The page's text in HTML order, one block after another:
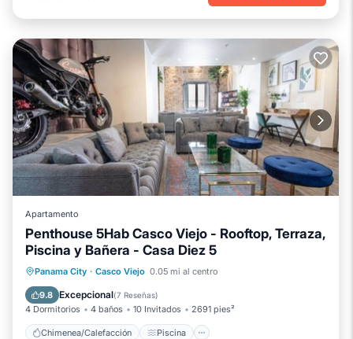
Apartamento
Penthouse 5Hab Casco Viejo - Rooftop, Terraza,
Piscina y Bañera - Casa Diez 5
Panama City · Casco Viejo 0.05 mi al centro
9.8 Excepcional(7 Reseñas)
4 Dormitorios 4 baños 10 Invitados 2691 pies²
Chimenea/Calefacción Piscina
Chimenea/Calefacción
Piscina
Balcón/Terraza